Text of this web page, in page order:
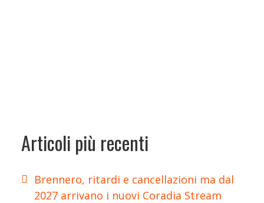
Articoli più recenti
Brennero, ritardi e cancellazioni ma dal
2027 arrivano i nuovi Coradia Stream